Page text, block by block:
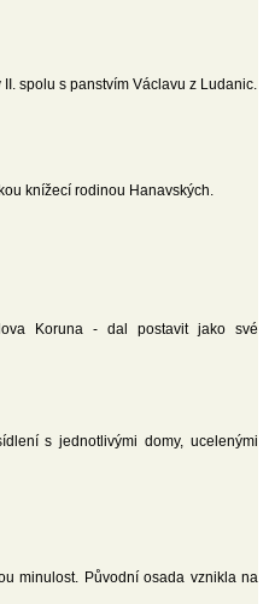
spolu s panstvím Václavu z Ludanic.
knížecí rodinou Hanavských.
Koruna - dal postavit jako své
s jednotlivými domy, ucelenými
minulost. Původní osada vznikla na